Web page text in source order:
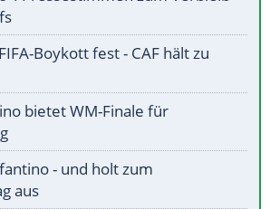
Boykott fest - CAF hält zu
bietet WM-Finale für
- und holt zum
aus